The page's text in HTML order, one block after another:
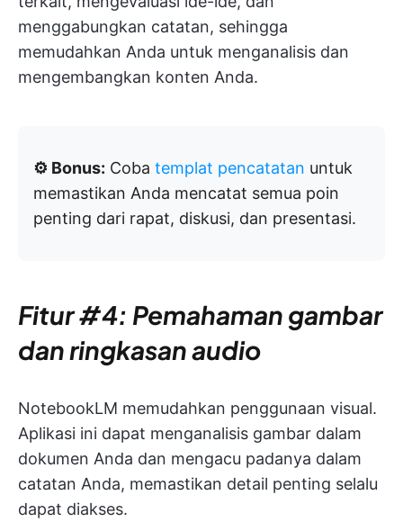
menggabungkan catatan, sehingga
memudahkan Anda untuk menganalisis dan
mengembangkan konten Anda.
⚙️ Bonus: Coba templat pencatatan untuk
memastikan Anda mencatat semua poin
penting dari rapat, diskusi, dan presentasi.
Fitur #4: Pemahaman gambar
dan ringkasan audio
NotebookLM memudahkan penggunaan visual.
Aplikasi ini dapat menganalisis gambar dalam
dokumen Anda dan mengacu padanya dalam
catatan Anda, memastikan detail penting selalu
dapat diakses.